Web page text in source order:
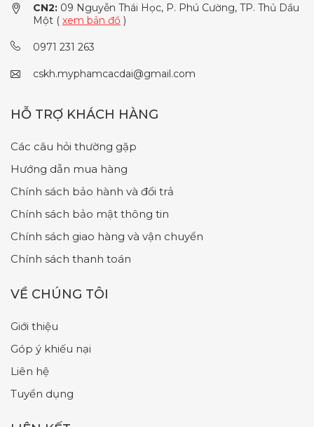
CN2: 09 Nguyễn Thái Học, P. Phú Cường, TP. Thủ Dầu
Một ( xem bản đồ )
0971 231 263
cskh.myphamcacdai@gmail.com
HỖ TRỢ KHÁCH HÀNG
Các câu hỏi thường gặp
Hướng dẫn mua hàng
Chính sách bảo hành và đổi trả
Chính sách bảo mật thông tin
Chính sách giao hàng và vận chuyển
Chính sách thanh toán
VỀ CHÚNG TÔI
Giới thiệu
Góp ý khiếu nại
Liên hệ
Tuyển dụng